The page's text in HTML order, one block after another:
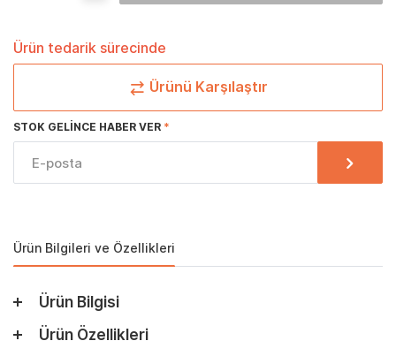
Ürün tedarik sürecinde
Ürünü Karşılaştır
STOK GELINCE HABER VER
Ürün Bilgileri ve Özellikleri
Ürün Bilgisi
Ürün Özellikleri